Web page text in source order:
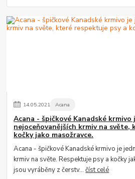
14.05.2021 Acana
Acana - špičkové Kanadské krmivo
nejoceňovanějších krmiv na světe,
kočky jako masožravce.
Acana - špičkové Kanadské krmivo je
krmiv na světe. Respektuje psy a kočky
jsou vyráběny z čerstv...číst celé